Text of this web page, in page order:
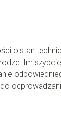
o stan
Im